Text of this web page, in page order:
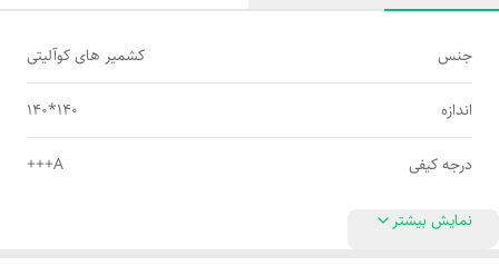
جنس کشمیر های کوآلیتی
اندازه 140*140
درجه کیفی A+++
نمایش بیشتر